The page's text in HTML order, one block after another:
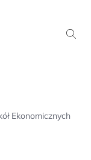
Ekonomicznych